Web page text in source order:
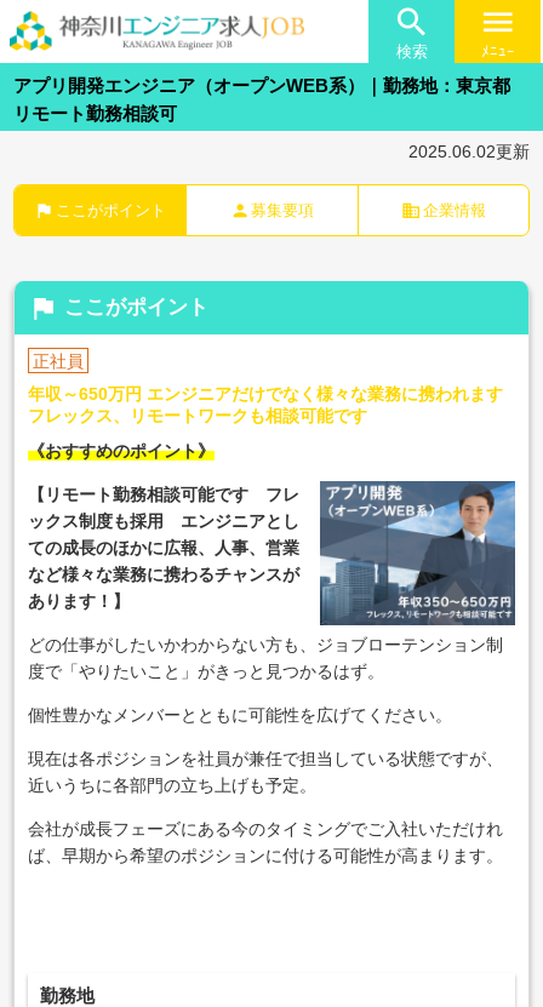

検索
menu
ﾒﾆｭｰ
アプリ開発エンジニア（オープンWEB系）｜勤務地：東京都
リモート勤務相談可
2025.06.02更新
flag ここがポイント person 募集要項 business 企業情報
flag ここがポイント
正社員
年収～650万円 エンジニアだけでなく様々な業務に携われます
フレックス、リモートワークも相談可能です
《おすすめのポイント》
【リモート勤務相談可能です フレ
ックス制度も採用 エンジニアとし
ての成長のほかに広報、人事、営業
など様々な業務に携わるチャンスが
あります！】
どの仕事がしたいかわからない方も、ジョブローテンション制
度で「やりたいこと」がきっと見つかるはず。
個性豊かなメンバーとともに可能性を広げてください。
現在は各ポジションを社員が兼任で担当している状態ですが、
近いうちに各部門の立ち上げも予定。
会社が成長フェーズにある今のタイミングでご入社いただけれ
ば、早期から希望のポジションに付ける可能性が高まります。
勤務地